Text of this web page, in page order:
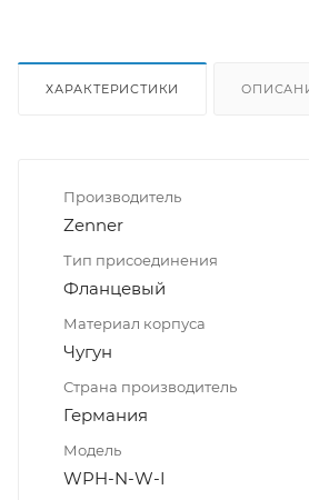
ХАРАКТЕРИСТИКИ
Производитель
Zenner
Тип присоединения
Фланцевый
Материал корпуса
Чугун
Страна производитель
Германия
Модель
WPH-N-W-I